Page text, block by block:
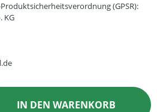
(GPSR):
KG
den gewünschten
IN DEN WARENKORB